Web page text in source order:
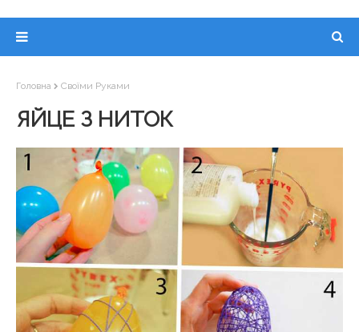
Головна Своїми Руками
ЯЙЦЕ З НИТОК